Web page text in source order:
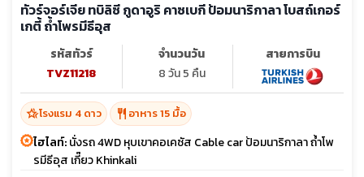
ทัวร์จอร์เจีย ทบิลิซี กูดาอูริ คาซเบกี ป้อมนาริกาลา โบสถ์เกอร์
เกตี้ ถ้ำโพรมีธีอุส
รหัสทัวร์
TVZ11218
จำนวนวัน
8 วัน 5 คืน
สายการบิน
hotel_classโรงแรม 4 ดาว restaurant อาหาร 15 มื้อ
ไฮไลท์:นั่งรถ 4WD หุบเขาคอเคซัส Cable car ป้อมนาริกาลา ถ้ำโพ
รมีธีอุส เกี๊ยว Khinkali